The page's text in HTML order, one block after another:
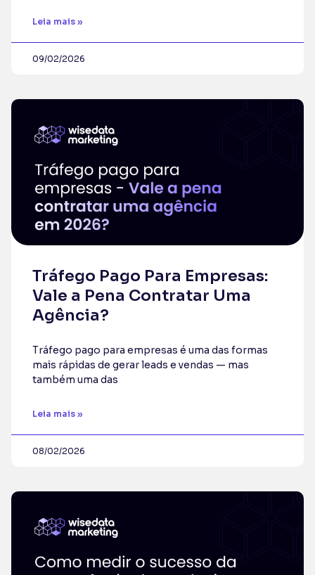
Leia mais »
09/02/2026
Tráfego Pago Para Empresas:
Vale a Pena Contratar Uma
Agência?
Tráfego pago para empresas é uma das formas
mais rápidas de gerar leads e vendas — mas
também uma das
Leia mais »
08/02/2026